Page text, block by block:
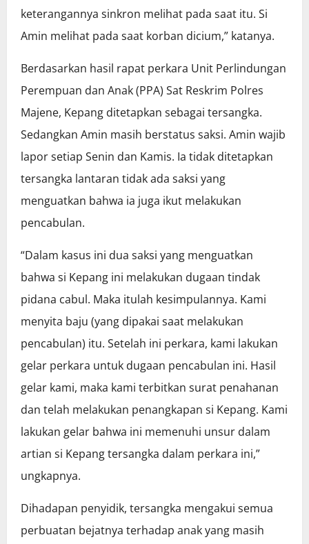
keterangannya sinkron melihat pada saat itu. Si
Amin melihat pada saat korban dicium,” katanya.
Berdasarkan hasil rapat perkara Unit Perlindungan
Perempuan dan Anak (PPA) Sat Reskrim Polres
Majene, Kepang ditetapkan sebagai tersangka.
Sedangkan Amin masih berstatus saksi. Amin wajib
lapor setiap Senin dan Kamis. Ia tidak ditetapkan
tersangka lantaran tidak ada saksi yang
menguatkan bahwa ia juga ikut melakukan
pencabulan.
“Dalam kasus ini dua saksi yang menguatkan
bahwa si Kepang ini melakukan dugaan tindak
pidana cabul. Maka itulah kesimpulannya. Kami
menyita baju (yang dipakai saat melakukan
pencabulan) itu. Setelah ini perkara, kami lakukan
gelar perkara untuk dugaan pencabulan ini. Hasil
gelar kami, maka kami terbitkan surat penahanan
dan telah melakukan penangkapan si Kepang. Kami
lakukan gelar bahwa ini memenuhi unsur dalam
artian si Kepang tersangka dalam perkara ini,”
ungkapnya.
Dihadapan penyidik, tersangka mengakui semua
perbuatan bejatnya terhadap anak yang masih